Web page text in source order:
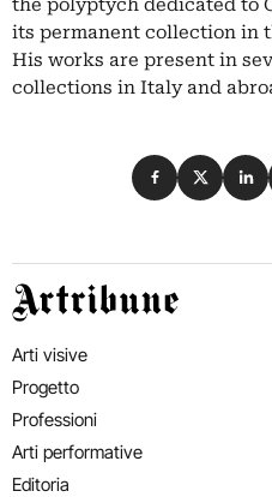
the polyptych dedicated to
its permanent collection in
His works are present in
collections in Italy and
Condividi su
Condividi
Artribune
Arti visive
Progetto
Professioni
Arti performative
Editoria